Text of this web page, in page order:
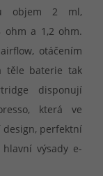
objem 2 ml,
ohm a 1,2 ohm.
otáčením
těle baterie tak
disponují
která ve
perfektní
výsady e-